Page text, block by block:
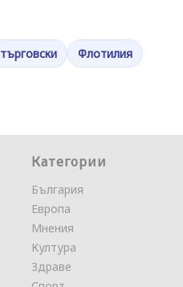
търговски Флотилия
Категории
България
Европа
Мнения
Култура
Здраве